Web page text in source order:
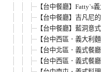
【台中餐廳】Fatty`s
【台中餐廳】吉凡尼
【台中餐廳】藍洞意
【台中西區．義大利
【台中北區．義式餐
【台中西區．義式餐